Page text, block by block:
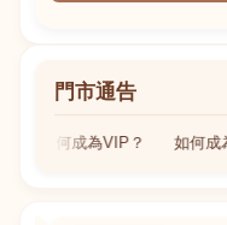
門市通告
如何成為VIP？ 如何成